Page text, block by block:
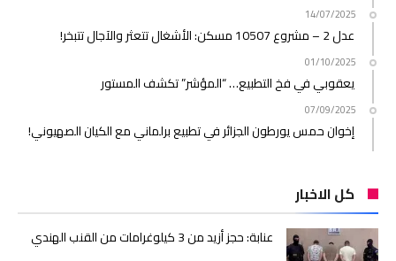
14/07/2025
عدل 2 – مشروع 10507 مسكن: الأشغال تتعثر والآجال تتبخر!
01/10/2025
يعقوبي في فخ التطبيع… “المؤشر” تكشف المستور
07/09/2025
إخوان حمس يورطون الجزائر في تطبيع برلماني مع الكيان الصهيوني!
كل الاخبار
عنابة: حجز أزيد من 3 كيلوغرامات من القنب الهندي